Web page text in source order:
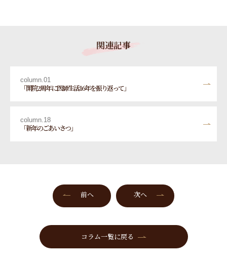
関連記事
column.01
「開院2周年に医師生活16年を振り返って」
column.18
「新年のごあいさつ」
前へ 次へ
コラム一覧に戻る